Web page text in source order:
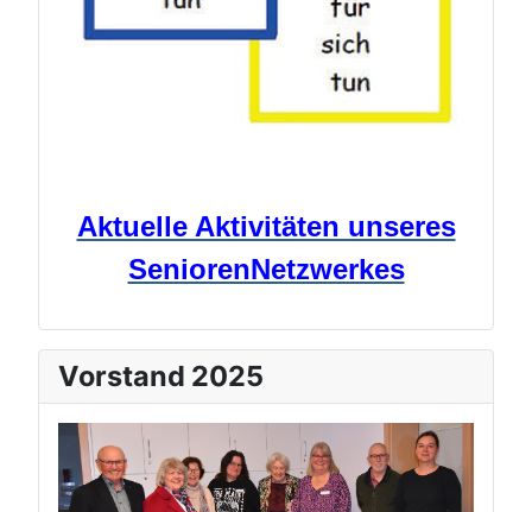
Aktuelle Aktivitäten unseres
SeniorenNetzwerkes
Vorstand 2025